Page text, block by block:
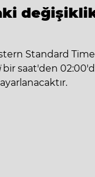
Standard
bir saat'den